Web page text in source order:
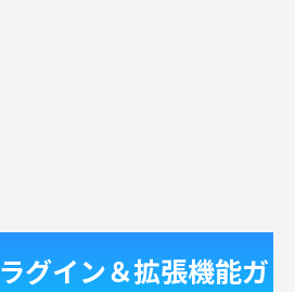
グイン＆拡張機能ガ